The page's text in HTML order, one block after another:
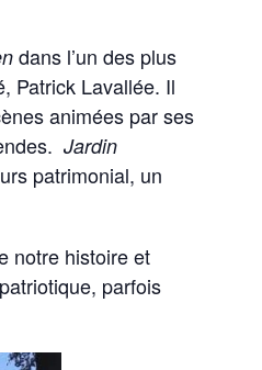
dans l’un des plus
Patrick Lavallée. Il
animées par ses
Jardin
patrimonial, un
notre histoire et
parfois